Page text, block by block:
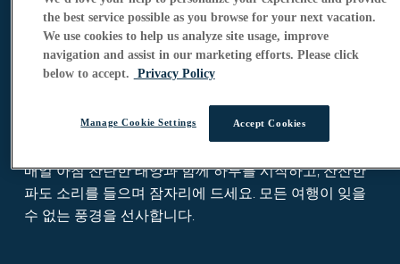
스위트 라이프
아웃리거 한국 콜센터를 통해 더 큰 혜
택을 확인하세요
매일 아침 찬란한 태양과 함께 하루를 시작하고, 잔잔한
파도 소리를 들으며 잠자리에 드세요. 모든 여행이 잊을
수 없는 풍경을 선사합니다.
the best service possible as you browse for your next vacation.
We use cookies to help us analyze site usage, improve
navigation and assist in our marketing efforts. Please click
below to accept.
Privacy Policy
Accept Cookies
Manage Cookie Settings